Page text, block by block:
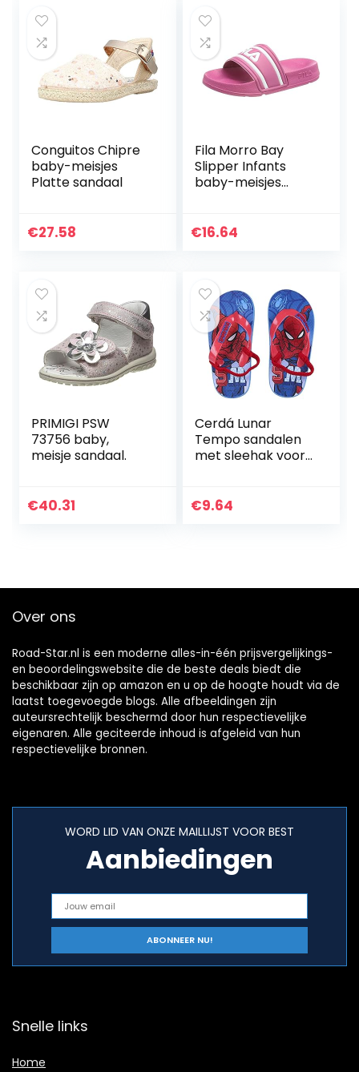
Conguitos Chipre
baby-meisjes
Platte sandaal
€27.58
Fila Morro Bay
Slipper Infants
baby-meisjes
€16.64
PRIMIGI PSW
73756 baby,
meisje sandaal.
€40.31
Cerdá Lunar
Tempo sandalen
met sleehak voor
€9.64
Over ons
Road-Star.nl is een moderne alles-in-één prijsvergelijkings-
en beoordelingswebsite die de beste deals biedt die
beschikbaar zijn op amazon en u op de hoogte houdt via de
laatst toegevoegde blogs. Alle afbeeldingen zijn
auteursrechtelijk beschermd door hun respectievelijke
eigenaren. Alle geciteerde inhoud is afgeleid van hun
respectievelijke bronnen.
WORD LID VAN ONZE MAILLIJST VOOR BEST
Aanbiedingen
Snelle links
Home